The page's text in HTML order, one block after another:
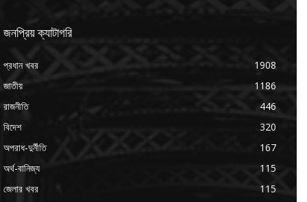
জনপ্রিয় ক্যাটাগরি
প্রধান খবর
1908
জাতীয়
1186
রাজনীতি
446
বিদেশ
320
অপরাধ-দুর্নীতি
167
অর্থ-বানিজ্য
115
জেলার খবর
115